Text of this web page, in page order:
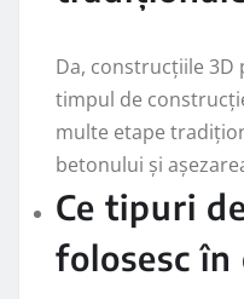
Da, construcțiile
timpul de
multe etape
betonului și
Ce tipuri
folosesc în